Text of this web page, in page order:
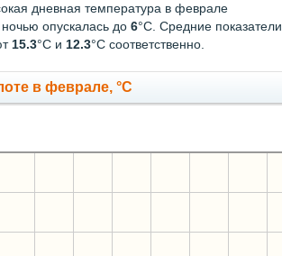
дневная температура в феврале
опускалась до 6°C. Средние показатели
15.3°С и 12.3°С соответственно.
в феврале, °C